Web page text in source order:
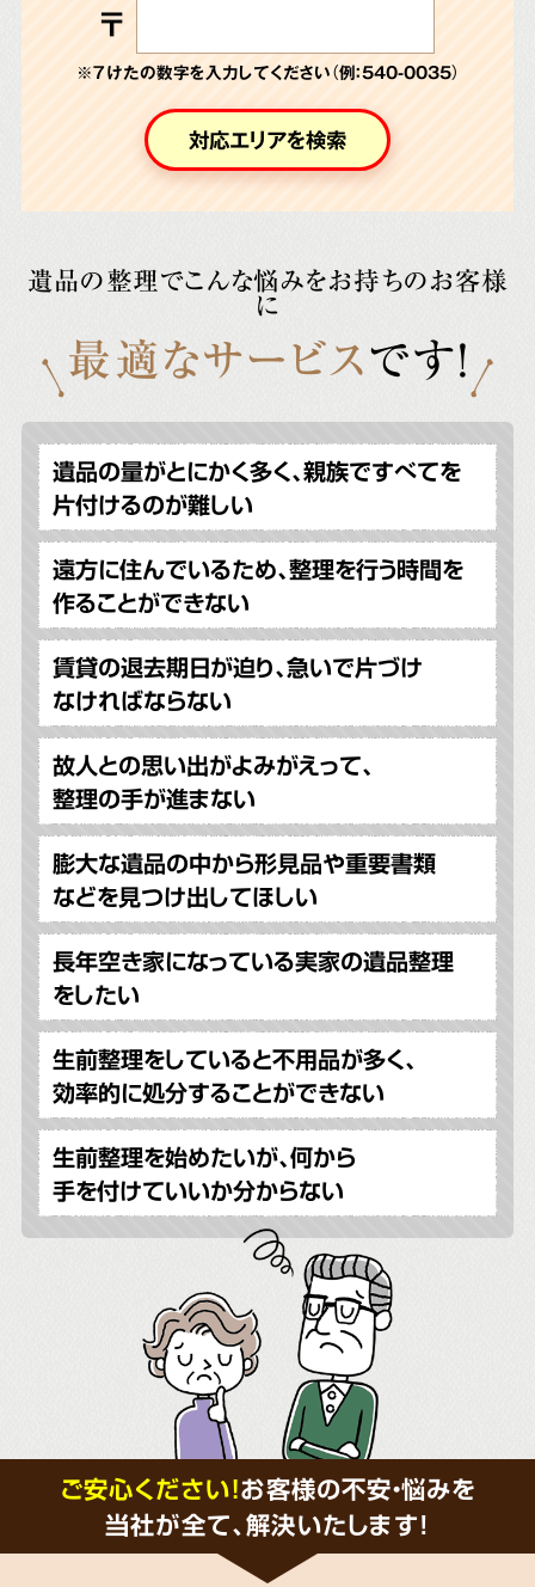
〒
※７けたの数字を入力してください（例：540-0035）
対応エリアを検索
遺品の整理でこんな悩みをお持ちのお客様
に
最適なサービスです!
遺品の量がとにかく多く、親族ですべてを
片付けるのが難しい
遠方に住んでいるため、整理を行う時間を
作ることができない
賃貸の退去期日が迫り、急いで片づけ
なければならない
故人との思い出がよみがえって、
整理の手が進まない
膨大な遺品の中から形見品や重要書類
などを見つけ出してほしい
長年空き家になっている実家の遺品整理
をしたい
生前整理をしていると不用品が多く、
効率的に処分することができない
生前整理を始めたいが、何から
手を付けていいか分からない
ご安心ください！お客様の不安・悩みを
当社が全て、解決いたします!